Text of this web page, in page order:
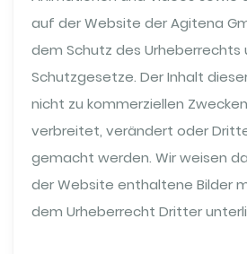
auf der Website der Agitena
dem Schutz des Urheberrechts
Schutzgesetze. Der Inhalt
nicht zu kommerziellen
verbreitet, verändert oder
gemacht werden. Wir weisen
der Website enthaltene Bilder
dem Urheberrecht Dritter